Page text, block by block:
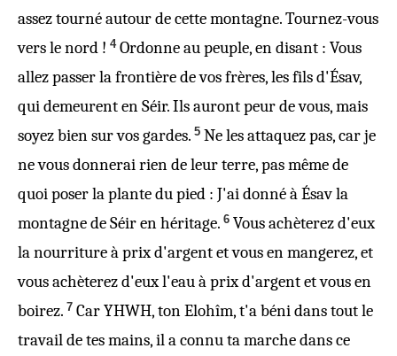
assez tourné autour de cette montagne. Tournez-vous
vers le nord ! 4 Ordonne au peuple, en disant : Vous
allez passer la frontière de vos frères, les fils d'Ésav,
qui demeurent en Séir. Ils auront peur de vous, mais
soyez bien sur vos gardes. 5 Ne les attaquez pas, car je
ne vous donnerai rien de leur terre, pas même de
quoi poser la plante du pied : J'ai donné à Ésav la
montagne de Séir en héritage. 6 Vous achèterez d'eux
la nourriture à prix d'argent et vous en mangerez, et
vous achèterez d'eux l'eau à prix d'argent et vous en
boirez. 7 Car YHWH, ton Elohîm, t'a béni dans tout le
travail de tes mains, il a connu ta marche dans ce